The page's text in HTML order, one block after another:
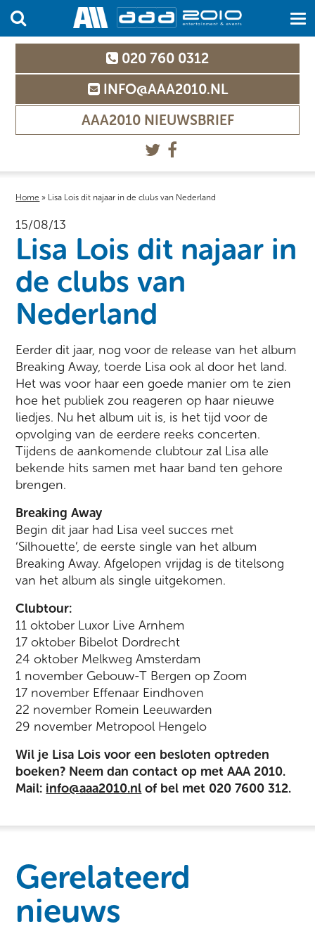
020 760 0312
INFO@AAA2010.NL
AAA2010 NIEUWSBRIEF
Home » Lisa Lois dit najaar in de clubs van Nederland
15/08/13
Lisa Lois dit najaar in
de clubs van
Nederland
Eerder dit jaar, nog voor de release van het album
Breaking Away, toerde Lisa ook al door het land.
Het was voor haar een goede manier om te zien
hoe het publiek zou reageren op haar nieuwe
liedjes. Nu het album uit is, is het tijd voor de
opvolging van de eerdere reeks concerten.
Tijdens de aankomende clubtour zal Lisa alle
bekende hits samen met haar band ten gehore
brengen.
Breaking Away
Begin dit jaar had Lisa veel succes met
‘Silhouette’, de eerste single van het album
Breaking Away. Afgelopen vrijdag is de titelsong
van het album als single uitgekomen.
Clubtour:
11 oktober Luxor Live Arnhem
17 oktober Bibelot Dordrecht
24 oktober Melkweg Amsterdam
1 november Gebouw-T Bergen op Zoom
17 november Effenaar Eindhoven
22 november Romein Leeuwarden
29 november Metropool Hengelo
Wil je Lisa Lois voor een besloten optreden
boeken? Neem dan contact op met AAA 2010.
Mail: info@aaa2010.nl of bel met 020 7600 312.
Gerelateerd
nieuws